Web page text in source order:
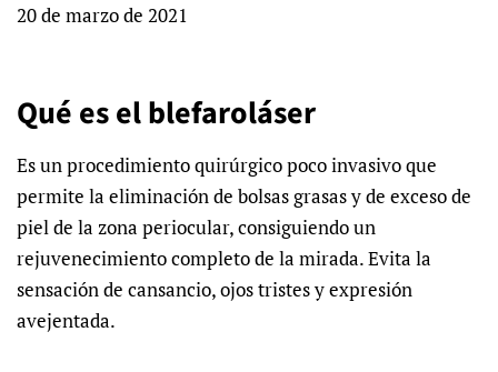
20 de marzo de 2021
Qué es el blefaroláser
Es un procedimiento quirúrgico poco invasivo que
permite la eliminación de bolsas grasas y de exceso de
piel de la zona periocular, consiguiendo un
rejuvenecimiento completo de la mirada. Evita la
sensación de cansancio, ojos tristes y expresión
avejentada.